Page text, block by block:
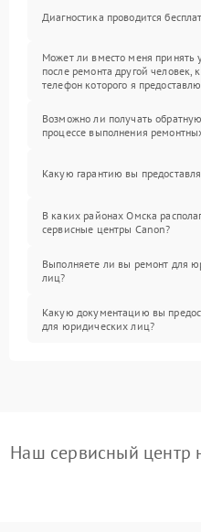
Диагностика проводится
Может ли вместо меня принять
после ремонта другой человек,
телефон которого я
Возможно ли получать
процессе выполнения
Какую гарантию вы
В каких районах Омска
сервисные центры Canon?
Выполняете ли вы ремонт для
лиц?
Какую документацию вы
для юридических лиц?
Наш сервисный центр